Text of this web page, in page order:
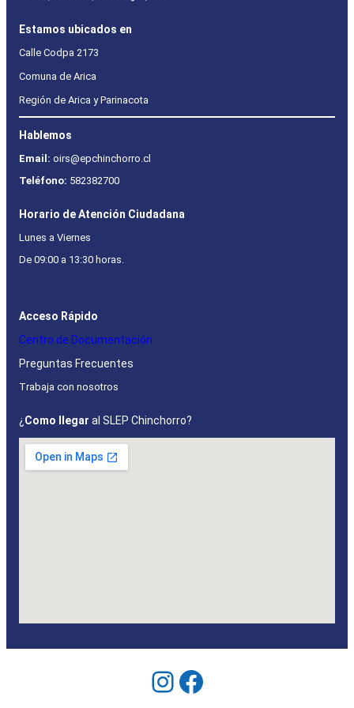
Estamos ubicados en
Calle Codpa 2173
Comuna de Arica
Región de Arica y Parinacota
Hablemos
Email: oirs@epchinchorro.cl
Teléfono: 582382700
Horario de Atención Ciudadana
Lunes a Viernes
De 09:00 a 13:30 horas.
Acceso Rápido
Centro de Documentación
Preguntas Frecuentes
Trabaja con nosotros
¿ Como llegar al SLEP Chinchorro?
Instagram
Facebook